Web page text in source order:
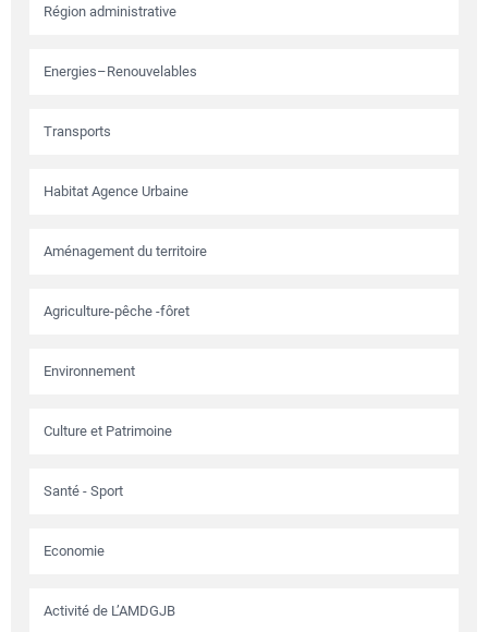
Région administrative
Energies–Renouvelables
Transports
Habitat Agence Urbaine
Aménagement du territoire
Agriculture-pêche -fôret
Environnement
Culture et Patrimoine
Santé - Sport
Economie
Activité de L’AMDGJB